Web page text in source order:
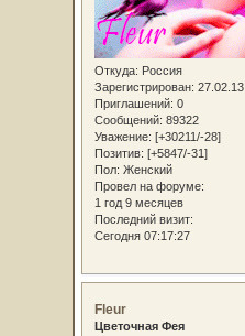
Откуда: Россия
Зарегистрирован: 27.02.13
Приглашений: 0
Сообщений: 89322
Уважение: [+30211/-28]
Позитив: [+5847/-31]
Пол: Женский
Провел на форуме:
1 год 9 месяцев
Последний визит:
Сегодня 07:17:27
Fleur
Цветочная Фея